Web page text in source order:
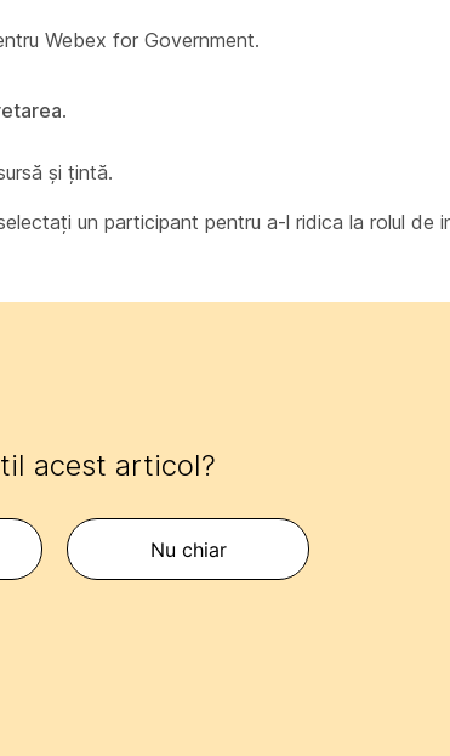
Webex for Government.
.
și țintă.
un participant pentru a-l ridica la rolul de
acest articol?
Nu chiar